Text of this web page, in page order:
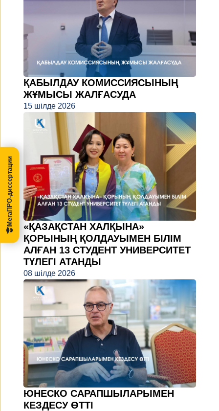
ҚАБЫЛДАУ КОМИССИЯСЫНЫҢ
ЖҰМЫСЫ ЖАЛҒАСУДА
15 шілде 2026
«ҚАЗАҚСТАН ХАЛҚЫНА»
ҚОРЫНЫҢ ҚОЛДАУЫМЕН БІЛІМ
АЛҒАН 13 СТУДЕНТ УНИВЕРСИТЕТ
ТҮЛЕГІ АТАНДЫ
08 шілде 2026
ЮНЕСКО САРАПШЫЛАРЫМЕН
КЕЗДЕСУ ӨТТІ
МегаПРО-диссертации